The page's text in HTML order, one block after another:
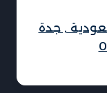
, جدة